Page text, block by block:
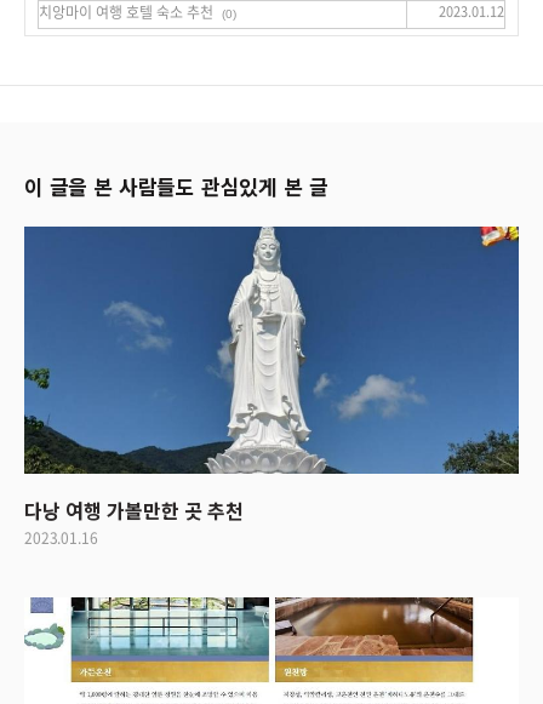
치앙마이 여행 호텔 숙소 추천 (0) 2023.01.12
이 글을 본 사람들도 관심있게 본 글
다낭 여행 가볼만한 곳 추천
2023.01.16